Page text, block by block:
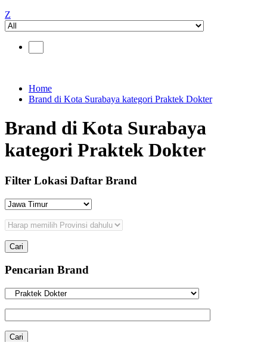
Z
Home
Brand di Kota Surabaya kategori Praktek Dokter
Brand di Kota Surabaya
kategori Praktek Dokter
Filter Lokasi Daftar Brand
Pencarian Brand